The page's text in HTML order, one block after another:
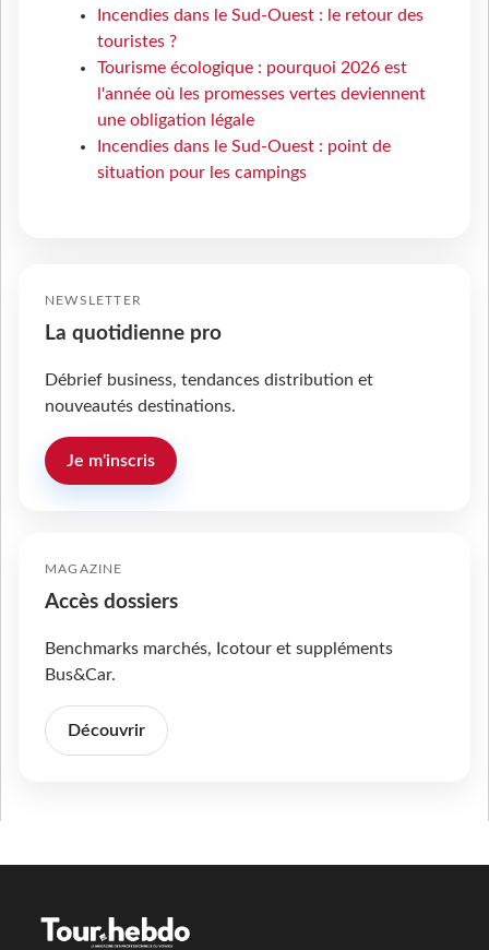
Incendies dans le Sud-Ouest : le retour des
touristes ?
Tourisme écologique : pourquoi 2026 est
l'année où les promesses vertes deviennent
une obligation légale
Incendies dans le Sud-Ouest : point de
situation pour les campings
NEWSLETTER
La quotidienne pro
Débrief business, tendances distribution et
nouveautés destinations.
Je m'inscris
MAGAZINE
Accès dossiers
Benchmarks marchés, Icotour et suppléments
Bus&Car.
Découvrir